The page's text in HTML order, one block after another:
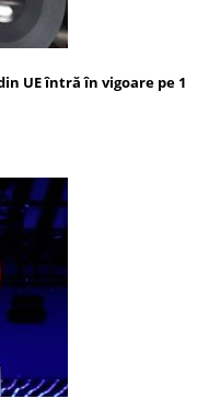
UE întră în vigoare pe 1